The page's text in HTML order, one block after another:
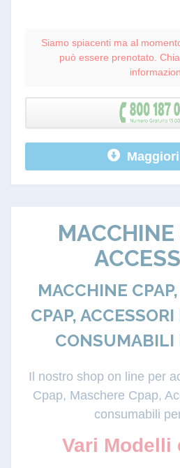
Siamo spiacenti ma al
può essere prenotato.
MACCHINE
MACCHINE
CPAP,
CONSUMABILI
Il nostro shop on line per
Cpap, Maschere Cpap,
consumabili
Vari Modelli